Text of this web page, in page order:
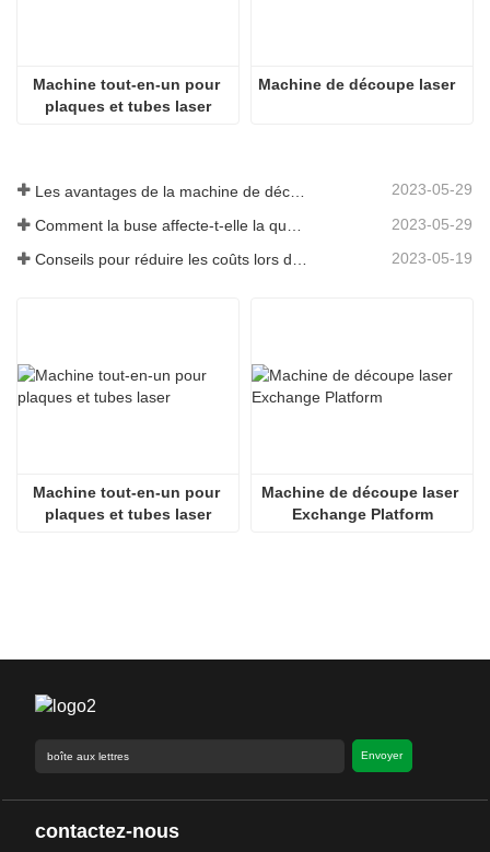
Machine tout-en-un pour
plaques et tubes laser
Machine de découpe laser
2023-05-29
2023-05-29
Conseils pour réduire les coûts lors de l'utilisation de machines de découpe laser 2023-05-19
Machine tout-en-un pour
plaques et tubes laser
Machine de découpe laser
Exchange Platform
Envoyer
contactez-nous